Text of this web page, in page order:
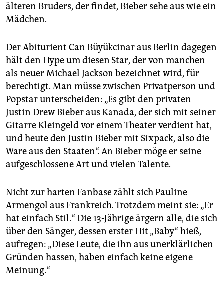
älteren Bruders, der findet, Bieber sehe aus wie ein
Mädchen.
Der Abiturient Can Büyükcinar aus Berlin dagegen
hält den Hype um diesen Star, der von manchen
als neuer Michael Jackson bezeichnet wird, für
berechtigt. Man müsse zwischen Privatperson und
Popstar unterscheiden: „Es gibt den privaten
Justin Drew Bieber aus Kanada, der sich mit seiner
Gitarre Kleingeld vor einem Theater verdient hat,
und heute den Justin Bieber mit Sixpack, also die
Ware aus den Staaten“. An Bieber möge er seine
aufgeschlossene Art und vielen Talente.
Nicht zur harten Fanbase zählt sich Pauline
Armengol aus Frankreich. Trotzdem meint sie: „Er
hat einfach Stil.“ Die 13-Jährige ärgern alle, die sich
über den Sänger, dessen erster Hit „Baby“ hieß,
aufregen: „Diese Leute, die ihn aus unerklärlichen
Gründen hassen, haben einfach keine eigene
Meinung.“